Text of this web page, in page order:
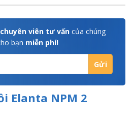
viên tư vấn của chúng
bạn miễn phí!
Elanta NPM 2